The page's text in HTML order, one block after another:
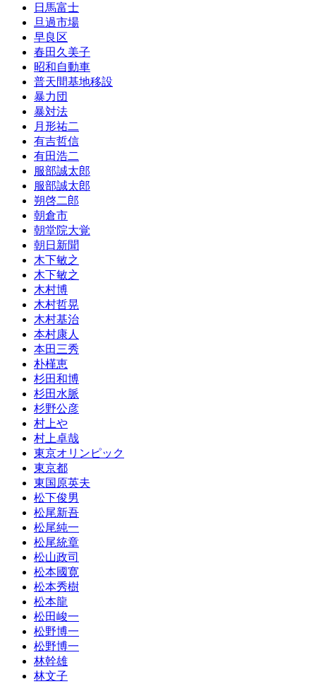
日馬富士
旦過市場
早良区
春田久美子
昭和自動車
普天間基地移設
暴力団
暴対法
月形祐二
有吉哲信
有田浩二
服部誠太郎
服部誠太郎
朔啓二郎
朝倉市
朝堂院大覚
朝日新聞
木下敏之
木下敏之
木村博
木村哲晃
木村基治
本村康人
本田三秀
朴槿恵
杉田和博
杉田水脈
杉野公彦
村上や
村上卓哉
東京オリンピック
東京都
東国原英夫
松下俊男
松尾新吾
松尾純一
松尾統章
松山政司
松本國寛
松本秀樹
松本龍
松田峻一
松野博一
松野博一
林幹雄
林文子